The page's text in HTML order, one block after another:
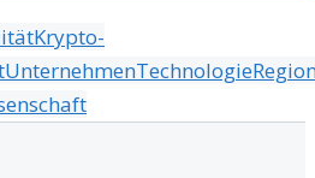
Krypto-
UnternehmenTechnologie